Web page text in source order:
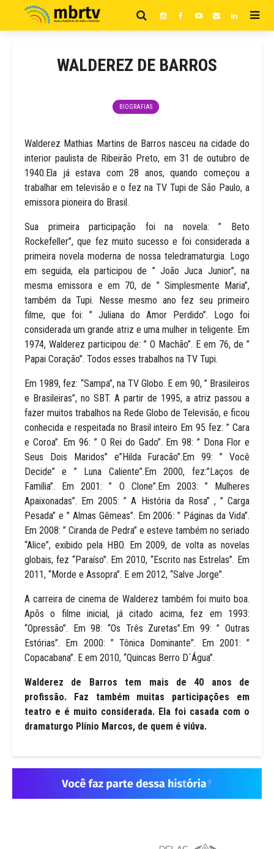
WALDEREZ DE BARROS
BIOGRAFIAS
Walderez Mathias Martins de Barros nasceu na cidade do
interior paulista de Ribeirão Preto, em 31 de outubro de
1940.Ela já estava com 28 anos, quando começou a
trabalhar em televisão e o fez na TV Tupi de São Paulo, a
emissora pioneira do Brasil.
Sua primeira participação foi na novela: ” Beto
Rockefeller”, que fez muito sucesso e foi considerada a
primeira novela moderna de nossa teledramaturgia. Logo
em seguida, ela participou de ” João Juca Junior”, na
mesma emissora e em 70, de ” Simplesmente Maria”,
também da Tupi. Nesse mesmo ano fez seu primeiro
filme, que foi: ” Juliana do Amor Perdido”. Logo foi
considerada um grande atriz e uma mulher in teligente. Em
1974, Walderez participou de: ” O Machão”. E em 76, de ”
Papai Coração”. Todos esses trabalhos na TV Tupi.
Em 1989, fez: “Sampa”, na TV Globo. E em 90, ” Brasileiros
e Brasileiras”, no SBT. A partir de 1995, a atriz passou a
fazer muitos trabalhos na Rede Globo de Televisão, e ficou
conhecida e respeitada no Brasil inteiro Em 95 fez: ” Cara
e Coroa”. Em 96: ” O Rei do Gado”. Em 98: ” Dona Flor e
Seus Dois Maridos” e”Hilda Furacão”.Em 99: ” Você
Decide” e ” Luna Caliente”.Em 2000, fez:”Laços de
Família”. Em 2001: ” O Clone”.Em 2003: ” Mulheres
Apaixonadas”. Em 2005: ” A História da Rosa” , ” Carga
Pesada” e ” Almas Gêmeas”. Em 2006: ” Páginas da Vida”.
Em 2008: ” Ciranda de Pedra” e esteve também no seriado
“Alice”, exibido pela HBO. Em 2009, de volta as novelas
globais, fez “Paraíso”. Em 2010, “Escrito nas Estrelas”. Em
2011, “Morde e Assopra”. E em 2012, “Salve Jorge”.
A carreira de cinema de Walderez também foi muito boa.
Apõs o filme inicial, já citado acima, fez em 1993:
“Opressão”. Em 98: “Os Três Zuretas”.Em 99: ” Outras
Estórias”. Em 2000: ” Tônica Dominante”. Em 2001: ”
Copacabana”. E em 2010, “Quincas Berro D´Água”.
Walderez de Barros tem mais de 40 anos de
profissão. Faz também muitas participações em
teatro e é muito considerada. Ela foi casada com o
dramaturgo Plínio Marcos, de quem é viúva.